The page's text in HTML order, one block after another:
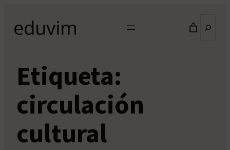
contenido
Etiqueta:
circulación
cultural